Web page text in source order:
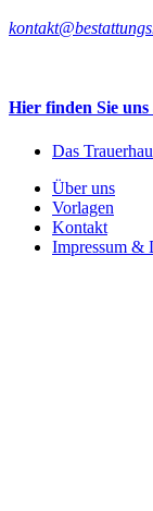
Hier finden Sie uns
Das
Über uns
Vorlagen
Kontakt
Impressum &